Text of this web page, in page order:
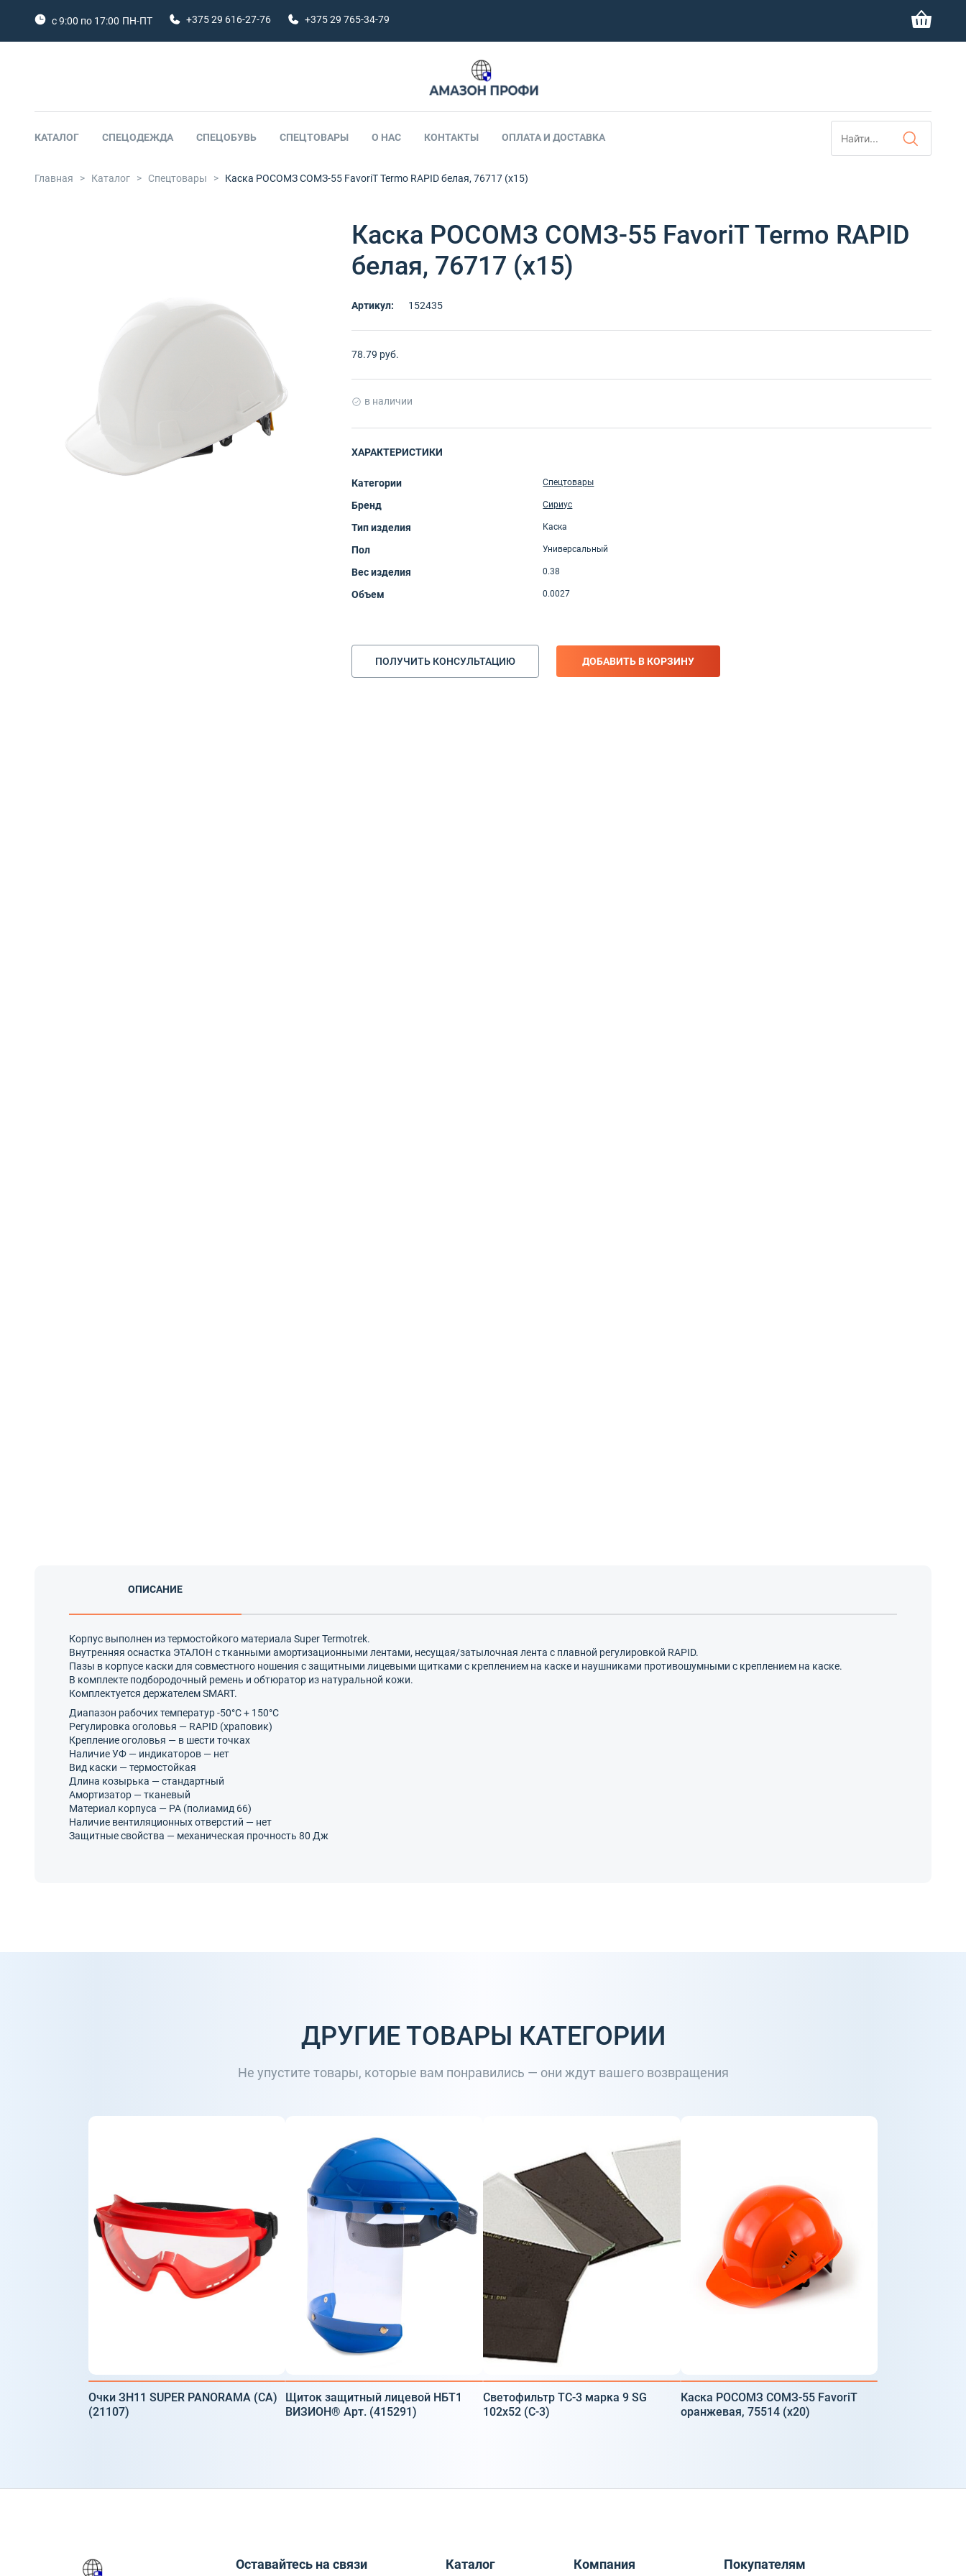
с 9:00 по 17:00 ПН-ПТ +375 29 616-27-76 +375 29 765-34-79
КАТАЛОГ СПЕЦОДЕЖДА СПЕЦОБУВЬ СПЕЦТОВАРЫ О НАС КОНТАКТЫ ОПЛАТА И ДОСТАВКА
Главная > Каталог > Спецтовары > Каска РОСОМЗ СОМЗ-55 FavoriT Termo RAPID белая, 76717 (х15)
Каска РОСОМЗ СОМЗ-55 FavoriT Termo RAPID
белая, 76717 (х15)
Артикул: 152435
78.79 руб.
в наличии
ХАРАКТЕРИСТИКИ
Категории Спецтовары
Бренд Сириус
Тип изделия Каска
Пол Универсальный
Вес изделия 0.38
Объем 0.0027
ПОЛУЧИТЬ КОНСУЛЬТАЦИЮ ДОБАВИТЬ В КОРЗИНУ
ОПИСАНИЕ
Корпус выполнен из термостойкого материала Super Termotrek.
Внутренняя оснастка ЭТАЛОН с тканными амортизационными лентами, несущая/затылочная лента с плавной регулировкой RAPID.
Пазы в корпусе каски для совместного ношения с защитными лицевыми щитками с креплением на каске и наушниками противошумными с креплением на каске.
В комплекте подбородочный ремень и обтюратор из натуральной кожи.
Комплектуется держателем SMART.
Диапазон рабочих температур -50°C + 150°C
Регулировка оголовья — RAPID (храповик)
Крепление оголовья — в шести точках
Наличие УФ — индикаторов — нет
Вид каски — термостойкая
Длина козырька — стандартный
Амортизатор — тканевый
Материал корпуса — PA (полиамид 66)
Наличие вентиляционных отверстий — нет
Защитные свойства — механическая прочность 80 Дж
ДРУГИЕ ТОВАРЫ КАТЕГОРИИ
Не упустите товары, которые вам понравились — они ждут вашего возвращения
Очки ЗН11 SUPER PANORAMA (СА)
(21107)
Щиток защитный лицевой НБТ1
ВИЗИОН® Арт. (415291)
Светофильтр ТС-3 марка 9 SG
102x52 (C-3)
Каска РОСОМЗ СОМЗ-55 FavoriT
оранжевая, 75514 (х20)
Оставайтесь на связи Каталог Компания Покупателям